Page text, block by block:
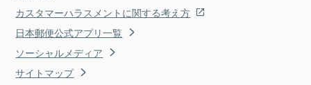
カスタマーハラスメントに関する考え方
日本郵便公式アプリ一覧
ソーシャルメディア
サイトマップ